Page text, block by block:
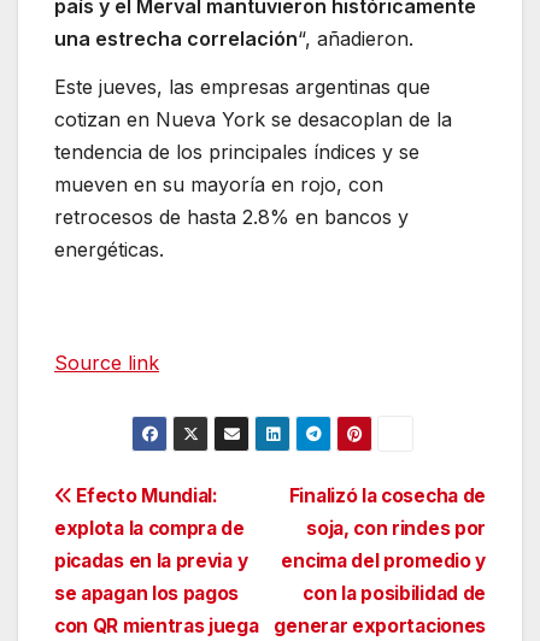
país y el Merval mantuvieron históricamente
una estrecha correlación“, añadieron.
Este jueves, las empresas argentinas que
cotizan en Nueva York se desacoplan de la
tendencia de los principales índices y se
mueven en su mayoría en rojo, con
retrocesos de hasta 2.8% en bancos y
energéticas.
Source link
Navegación
de
entradas
Finalizó la cosecha de
soja, con rindes por
encima del promedio y
con la posibilidad de
generar exportaciones
Efecto Mundial:
explota la compra de
picadas en la previa y
se apagan los pagos
con QR mientras juega